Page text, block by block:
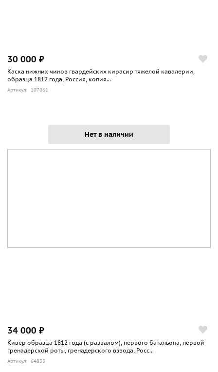
30 000 ₽
Каска нижних чинов гвардейских кирасир тяжелой кавалерии,
образца 1812 года, Россия, копия...
Артикул: 107061
Нет в наличии
34 000 ₽
Кивер образца 1812 года (с развалом), первого батальона, первой
гренадерской роты, гренадерского взвода, Росс...
Артикул: 64833